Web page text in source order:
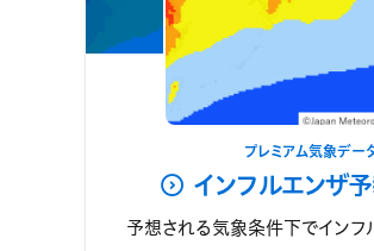
プレミアム気象デー
インフルエンザ
予想される気象条件下でイン